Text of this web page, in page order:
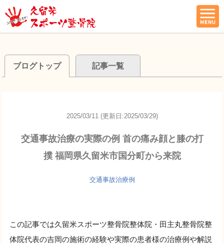
ブログトップ 記事一覧
2025/03/11 (更新日:2025/03/29)
交通事故治療の実際の例 首の痛み顔と膝の打
撲 福岡県久留米市国分町から来院
交通事故治療例
この記事では久留米スポーツ整骨院整体院・田主丸整骨院整
体院代表の吉岡の施術の経験や実際の患者様の治療例や解説